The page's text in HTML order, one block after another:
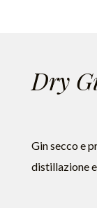
Dry
Gin secco e
distillazione